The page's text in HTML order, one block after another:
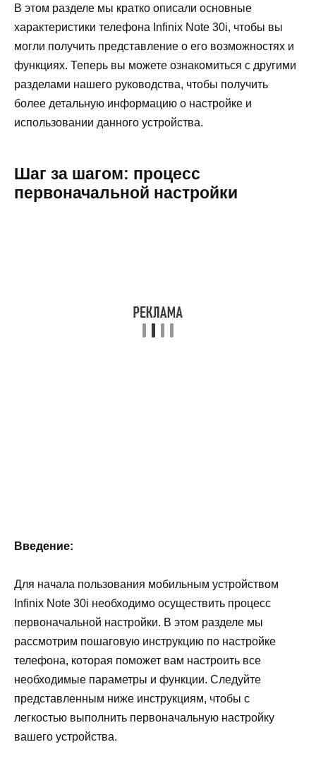
В этом разделе мы кратко описали основные
характеристики телефона Infinix Note 30i, чтобы вы
могли получить представление о его возможностях и
функциях. Теперь вы можете ознакомиться с другими
разделами нашего руководства, чтобы получить
более детальную информацию о настройке и
использовании данного устройства.
Шаг за шагом: процесс
первоначальной настройки
Введение:
Для начала пользования мобильным устройством
Infinix Note 30i необходимо осуществить процесс
первоначальной настройки. В этом разделе мы
рассмотрим пошаговую инструкцию по настройке
телефона, которая поможет вам настроить все
необходимые параметры и функции. Следуйте
представленным ниже инструкциям, чтобы с
легкостью выполнить первоначальную настройку
вашего устройства.